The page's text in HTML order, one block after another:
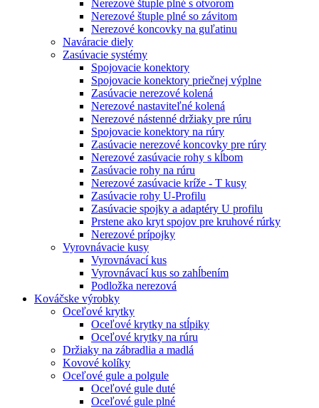
Nerezové štuple plné s otvorom
Nerezové štuple plné so závitom
Nerezové koncovky na guľatinu
Naváracie diely
Zasúvacie systémy
Spojovacie konektory
Spojovacie konektory priečnej výplne
Zasúvacie nerezové kolená
Nerezové nastaviteľné kolená
Nerezové nástenné držiaky pre rúru
Spojovacie konektory na rúry
Zasúvacie nerezové koncovky pre rúry
Nerezové zasúvacie rohy s kĺbom
Zasúvacie rohy na rúru
Nerezové zasúvacie kríže - T kusy
Zasúvacie rohy U-Profilu
Zasúvacie spojky a adaptéry U profilu
Prstene ako kryt spojov pre kruhové rúrky
Nerezové prípojky
Vyrovnávacie kusy
Vyrovnávací kus
Vyrovnávací kus so zahĺbením
Podložka nerezová
Kováčske výrobky
Oceľové krytky
Oceľové krytky na stĺpiky
Oceľové krytky na rúru
Držiaky na zábradlia a madlá
Kovové kolíky
Oceľové gule a polgule
Oceľové gule duté
Oceľové gule plné